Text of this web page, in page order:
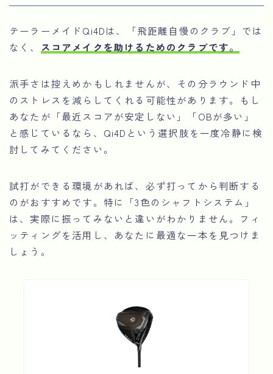
テーラーメイドQi4Dは、「飛距離自慢のクラブ」では
なく、 スコアメイクを助けるためのクラブです。
派手さは控えめかもしれませんが、その分ラウンド中
のストレスを減らしてくれる可能性があります。もし
あなたが「最近スコアが安定しない」「OBが多い」
と感じているなら、Qi4Dという選択肢を一度冷静に検
討してみてください。
試打ができる環境があれば、必ず打ってから判断する
のがおすすめです。特に「3色のシャフトシステム」
は、実際に振ってみないと違いがわかりません。フィ
ッティングを活用し、あなたに最適な一本を見つけま
しょう。